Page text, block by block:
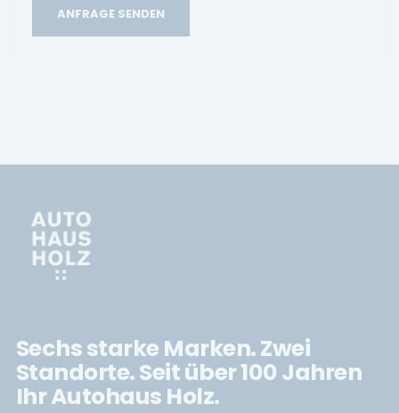
ANFRAGE SENDEN
Sechs starke Marken. Zwei
Standorte. Seit über 100 Jahren
Ihr Autohaus Holz.